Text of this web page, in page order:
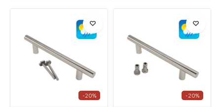
-20% -20%